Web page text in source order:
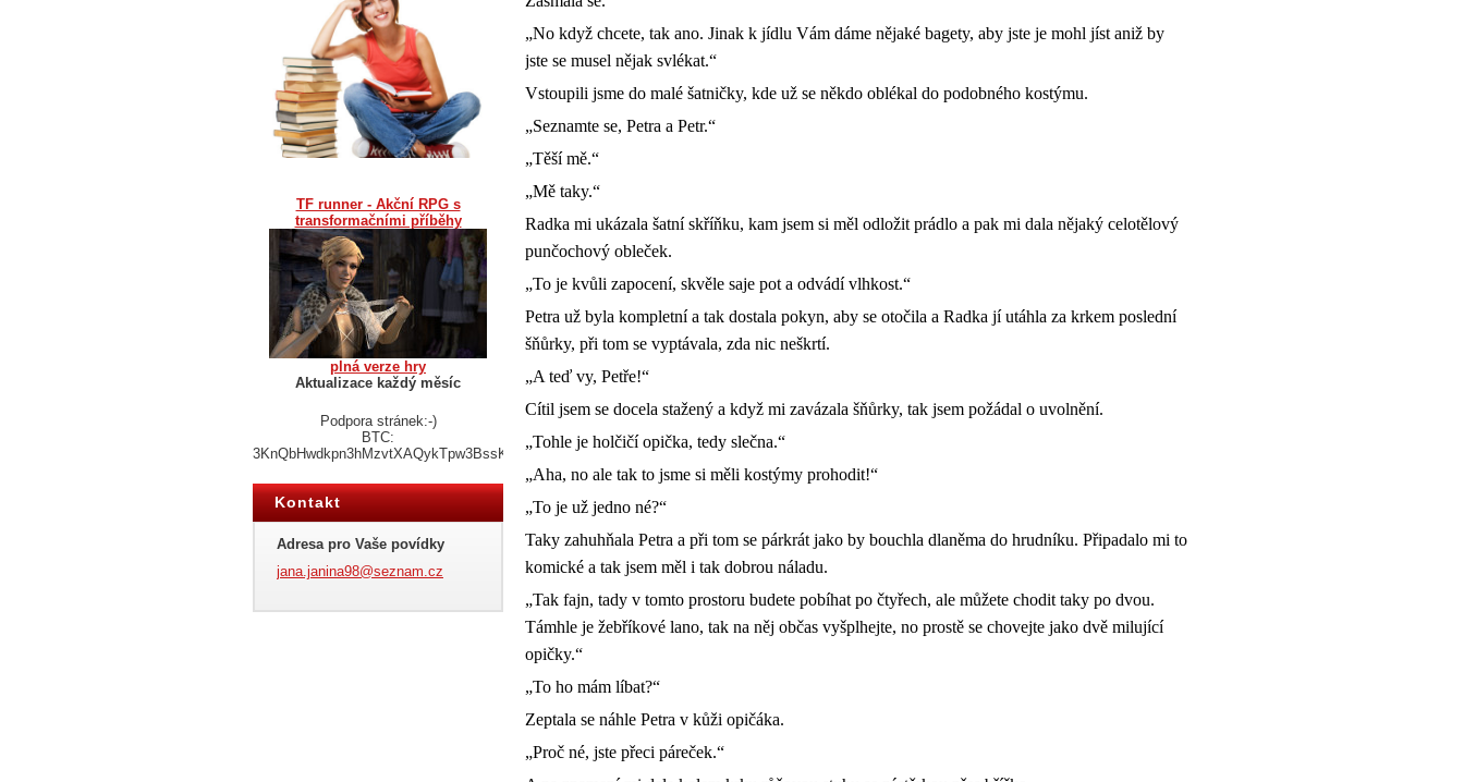
„No když chcete, tak ano. Jinak k jídlu Vám dáme nějaké bagety, aby jste je mohl jíst aniž by
jste se musel nějak svlékat.“
Vstoupili jsme do malé šatničky, kde už se někdo oblékal do podobného kostýmu.
„Seznamte se, Petra a Petr.“
„Těší mě.“
„Mě taky.“
Radka mi ukázala šatní skříňku, kam jsem si měl odložit prádlo a pak mi dala nějaký celotělový
punčochový obleček.
„To je kvůli zapocení, skvěle saje pot a odvádí vlhkost.“
Petra už byla kompletní a tak dostala pokyn, aby se otočila a Radka jí utáhla za krkem poslední
šňůrky, při tom se vyptávala, zda nic neškrtí.
„A teď vy, Petře!“
Cítil jsem se docela stažený a když mi zavázala šňůrky, tak jsem požádal o uvolnění.
„Tohle je holčičí opička, tedy slečna.“
„Aha, no ale tak to jsme si měli kostýmy prohodit!“
„To je už jedno né?“
Taky zahuhňala Petra a při tom se párkrát jako by bouchla dlaněma do hrudníku. Připadalo mi to
komické a tak jsem měl i tak dobrou náladu.
„Tak fajn, tady v tomto prostoru budete pobíhat po čtyřech, ale můžete chodit taky po dvou.
Támhle je žebříkové lano, tak na něj občas vyšplhejte, no prostě se chovejte jako dvě milující
opičky.“
„To ho mám líbat?“
Zeptala se náhle Petra v kůži opičáka.
„Proč né, jste přeci páreček.“
TF runner - Akční RPG s
transformačními příběhy
plná verze hry
Aktualizace každý měsíc
Podpora stránek:-)
BTC:
3KnQbHwdkpn3hMzvtXAQykTpw3BssKNY3N
Kontakt
Adresa pro Vaše povídky
jana.janina98@seznam.cz